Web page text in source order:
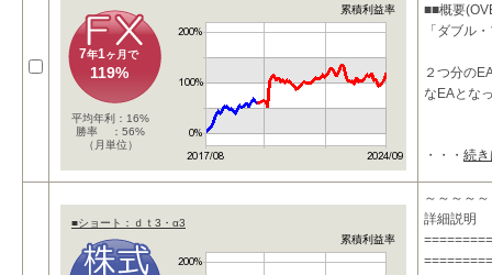
累積利益率
7年1ヶ月で
119%
平均年利：16%
勝率 ：56%
（月単位）
■■概要
「ダブル
２つ分の
なEAとな
【損小利
・・・ 続
■ショート：ｄｔ3・α3
累積利益率
～～～～
詳細説明